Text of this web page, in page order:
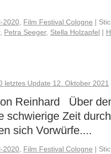
2020 Film Festival Cologne |
, Petra Seeger, Stella Holzapfel |
letztes Update 12. Oktober 2021
Reinhard Über
schwierige Zeit
sich Vorwürfe....
2020 Film Festival Cologne |